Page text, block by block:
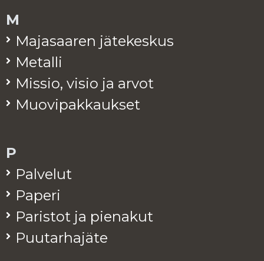
M
Ma­ja­saa­ren jä­te­kes­kus
Me­tal­li
Mis­sio, visio ja arvot
Muo­vi­pak­kauk­set
P
Pal­ve­lut
Pa­pe­ri
Pa­ris­tot ja pie­na­kut
Puu­tar­ha­jä­te